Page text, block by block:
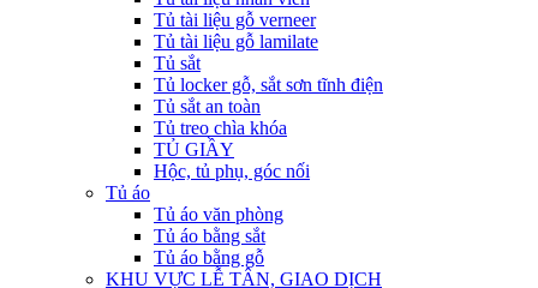
Tủ tài liệu gỗ verneer
Tủ tài liệu gỗ lamilate
Tủ sắt
Tủ locker gỗ, sắt sơn tĩnh điện
Tủ sắt an toàn
Tủ treo chìa khóa
TỦ GIẦY
Hộc, tủ phụ, góc nối
Tủ áo
Tủ áo văn phòng
Tủ áo bằng sắt
Tủ áo bằng gỗ
KHU VỰC LỄ TÂN, GIAO DỊCH